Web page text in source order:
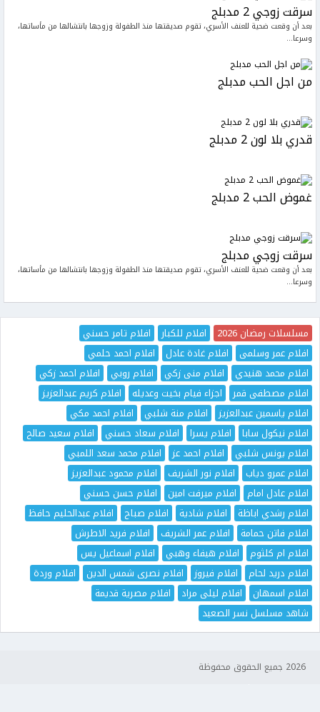
سرقت زوجي 2 مدبلج
بعد أن وقعت ضحية للعنف الأسري، تقوم صديقتها منذ الطفولة وزوجها بانتشالها من مأساتها،
وسرعا...
من اجل الحب مدبلج
قدري بلا لون 2 مدبلج
غموض الحب 2 مدبلج
سرقت زوجي مدبلج
بعد أن وقعت ضحية للعنف الأسري، تقوم صديقتها منذ الطفولة وزوجها بانتشالها من مأساتها،
وسرعا...
مسلسلات رمضان 2026 افلام للكبار
افلام تامر حسني
افلام عمر وسلمى
افلام غادة عادل
افلام احمد حلمي
افلام محمد هنيدي
افلام منى زكي افلام روبي
افلام احمد زكي
افلام مصطفى قمر
اجزاء فيام بخيت وعديله
افلام كريم عبدالعزيز
افلام ياسمين عبدالعزيز
افلام منة شلبي
افلام احمد مكي
افلام نيكول سابا
افلام يسرا افلام سعاد حسني
افلام سعيد صالح
افلام يونس شلبي
افلام احمد عز
افلام محمد سعد اللمبي
افلام عمرو دياب
افلام نور الشريف
افلام محمود عبدالعزيز
افلام عادل امام
افلام ميرفت امين
افلام حسن حسني
افلام رشدي اباظة
افلام شادية افلام صباح
افلام عبدالحليم حافظ
افلام فاتن حمامة
افلام عمر الشريف
افلام فريد الاطرش
افلام ام كلثوم
افلام هيفاء وهبي
افلام اسماعيل يس
افلام دريد لحام
افلام فيروز افلام نصرى شمس الدين
افلام وردة
افلام اسمهان
افلام ليلى مراد
افلام مصرية قديمة
شاهد مسلسل نسر الصعيد
2026 جميع الحقوق محفوظة